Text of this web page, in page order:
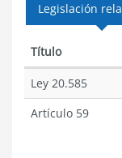
Legislación
Título
Ley 20.585
Artículo 59